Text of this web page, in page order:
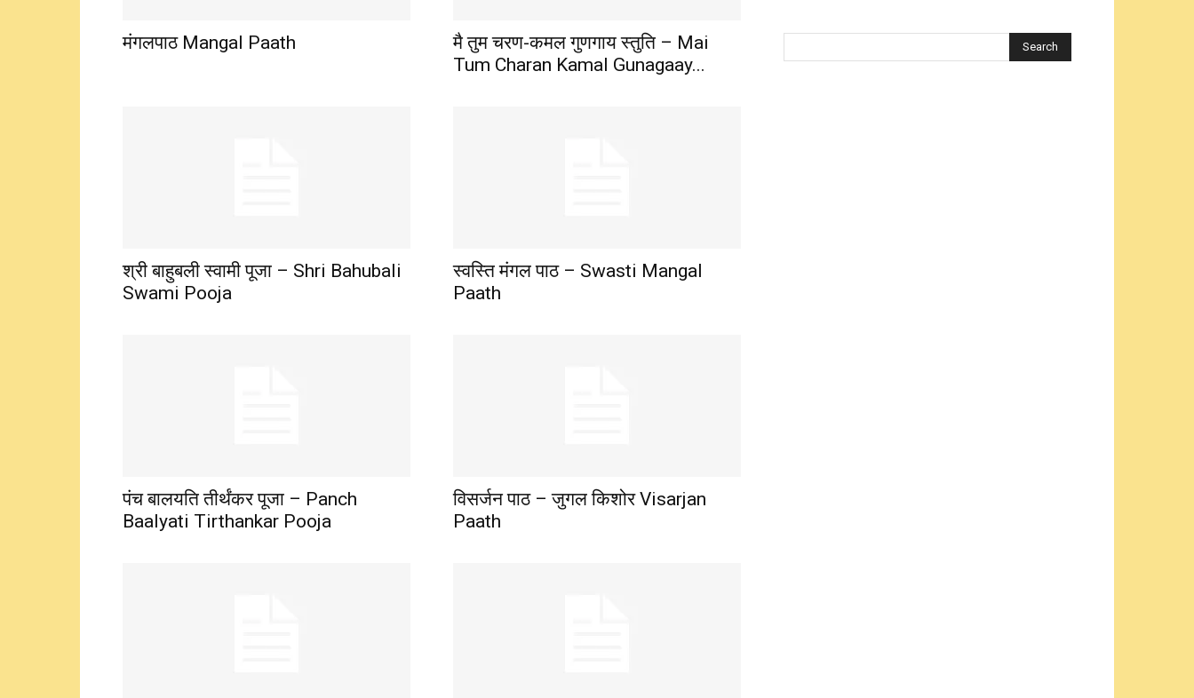
मंगलपाठ Mangal Paath
मै तुम चरण-कमल गुणगाय स्तुति – Mai
Tum Charan Kamal Gunagaay...
श्री बाहुबली स्वामी पूजा – Shri Bahubali
Swami Pooja
स्वस्ति मंगल पाठ – Swasti Mangal
Paath
पंच बालयति तीर्थंकर पूजा – Panch
Baalyati Tirthankar Pooja
विसर्जन पाठ – जुगल किशोर Visarjan
Paath